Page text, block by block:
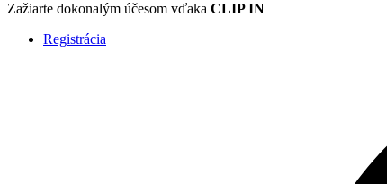
Zažiarte dokonalým účesom vďaka CLIP IN
Registrácia